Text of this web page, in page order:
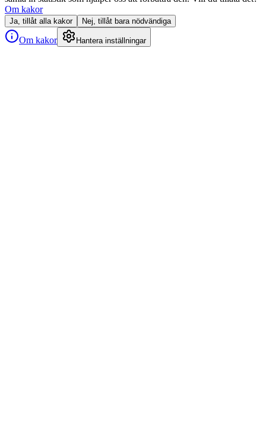
Om kakor
Ja, tillåt alla kakor Nej, tillåt bara nödvändiga
Om kakor Hantera inställningar